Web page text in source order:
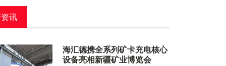
讯
海汇德携全系列矿卡充电核心
设备亮相新疆矿业博览会